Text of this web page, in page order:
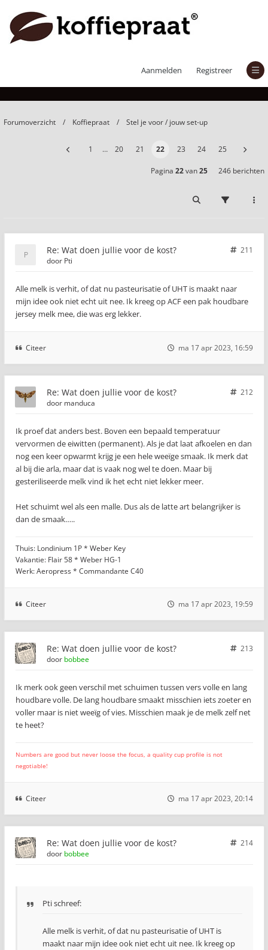
Aanmelden Registreer
Wat doen jullie voor de kost?
Forumoverzicht Koffiepraat Stel je voor / jouw set-up
1 … 20 21 22 23 24 25
Pagina 22van25 246 berichten
Re: Wat doen jullie voor de kost?
211
door Pti
Alle melk is verhit, of dat nu pasteurisatie of UHT is maakt naar
mijn idee ook niet echt uit nee. Ik kreeg op ACF een pak houdbare
jersey melk mee, die was erg lekker.
Citeer ma 17 apr 2023, 16:59
Re: Wat doen jullie voor de kost?
212
door manduca
Ik proef dat anders best. Boven een bepaald temperatuur
vervormen de eiwitten (permanent). Als je dat laat afkoelen en dan
nog een keer opwarmt krijg je een hele weeïge smaak. Ik merk dat
al bij die arla, maar dat is vaak nog wel te doen. Maar bij
gesteriliseerde melk vind ik het echt niet lekker meer.
Het schuimt wel als een malle. Dus als de latte art belangrijker is
dan de smaak…..
Thuis: Londinium 1P * Weber Key
Vakantie: Flair 58 * Weber HG-1
Werk: Aeropress * Commandante C40
Citeer ma 17 apr 2023, 19:59
Re: Wat doen jullie voor de kost?
213
door bobbee
Ik merk ook geen verschil met schuimen tussen vers volle en lang
houdbare volle. De lang houdbare smaakt misschien iets zoeter en
voller maar is niet weeïg of vies. Misschien maak je de melk zelf net
te heet?
Numbers are good but never loose the focus, a quality cup profile is not
negotiable!
Citeer ma 17 apr 2023, 20:14
Re: Wat doen jullie voor de kost?
214
door bobbee
Pti schreef:
Alle melk is verhit, of dat nu pasteurisatie of UHT is
maakt naar mijn idee ook niet echt uit nee. Ik kreeg op